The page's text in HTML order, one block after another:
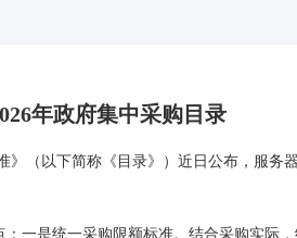
年政府集中采购目录
》（以下简称《目录》）近日公布，服务
一是统一采购限额标准。结合采购实际